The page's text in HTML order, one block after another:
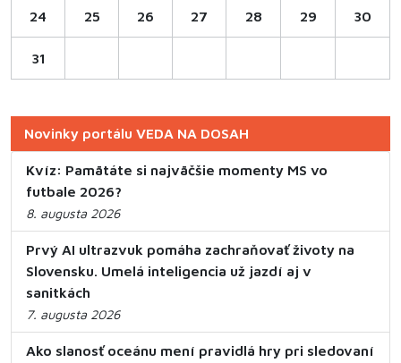
24 25 26 27 28 29 30
31
Novinky portálu VEDA NA DOSAH
Kvíz: Pamätáte si najväčšie momenty MS vo
futbale 2026?
8. augusta 2026
Prvý AI ultrazvuk pomáha zachraňovať životy na
Slovensku. Umelá inteligencia už jazdí aj v
sanitkách
7. augusta 2026
Ako slanosť oceánu mení pravidlá hry pri sledovaní